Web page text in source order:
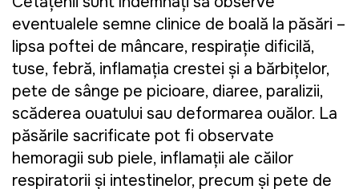
eventualele semne clinice de boală la păsări –
lipsa poftei de mâncare, respirație dificilă,
tuse, febră, inflamația crestei și a bărbițelor,
pete de sânge pe picioare, diaree, paralizii,
scăderea ouatului sau deformarea ouălor. La
păsările sacrificate pot fi observate
hemoragii sub piele, inflamații ale căilor
respiratorii și intestinelor, precum și pete de